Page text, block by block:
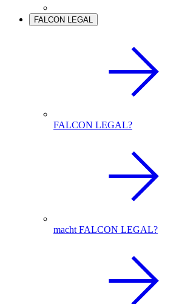
FALCON LEGAL
FALCON LEGAL?
macht FALCON LEGAL?